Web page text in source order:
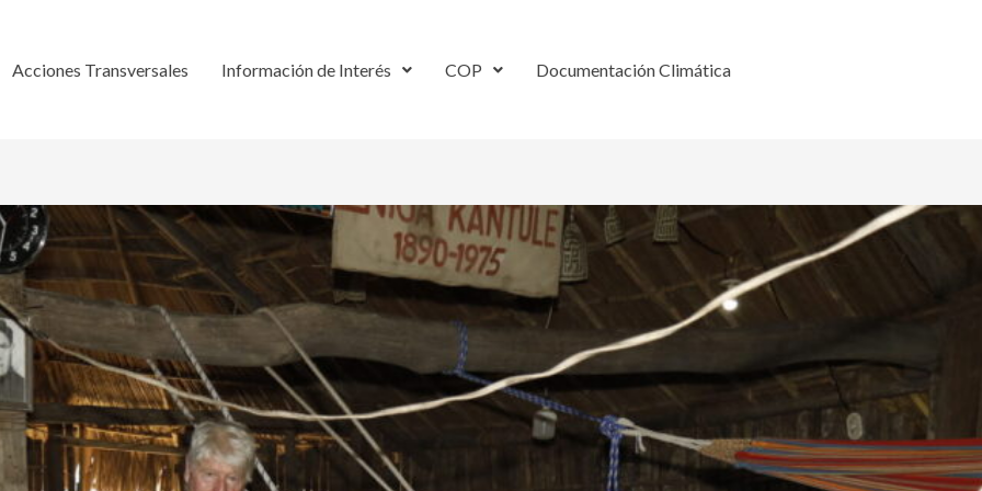
Acciones Transversales Información de Interés COP Documentación Climática